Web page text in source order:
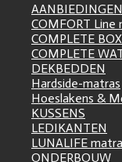
AANBIEDINGEN
COMFORT Line
COMPLETE
COMPLETE
DEKBEDDEN
Hardside-matras
Hoeslakens &
KUSSENS
LEDIKANTEN
LUNALIFE
ONDERBOUW